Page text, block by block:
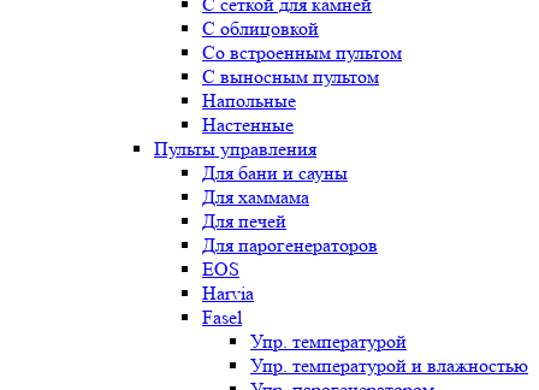
С облицовкой
Со встроенным пультом
С выносным пультом
Напольные
Настенные
Пульты управления
Для бани и сауны
Для хаммама
Для печей
Для парогенераторов
EOS
Harvia
Fasel
Упр. температурой
Упр. температурой и влажностью